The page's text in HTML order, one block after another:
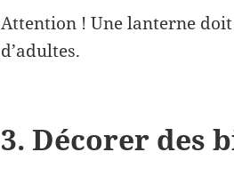
Attention ! Une lanterne
d’adultes.
3. Décorer des